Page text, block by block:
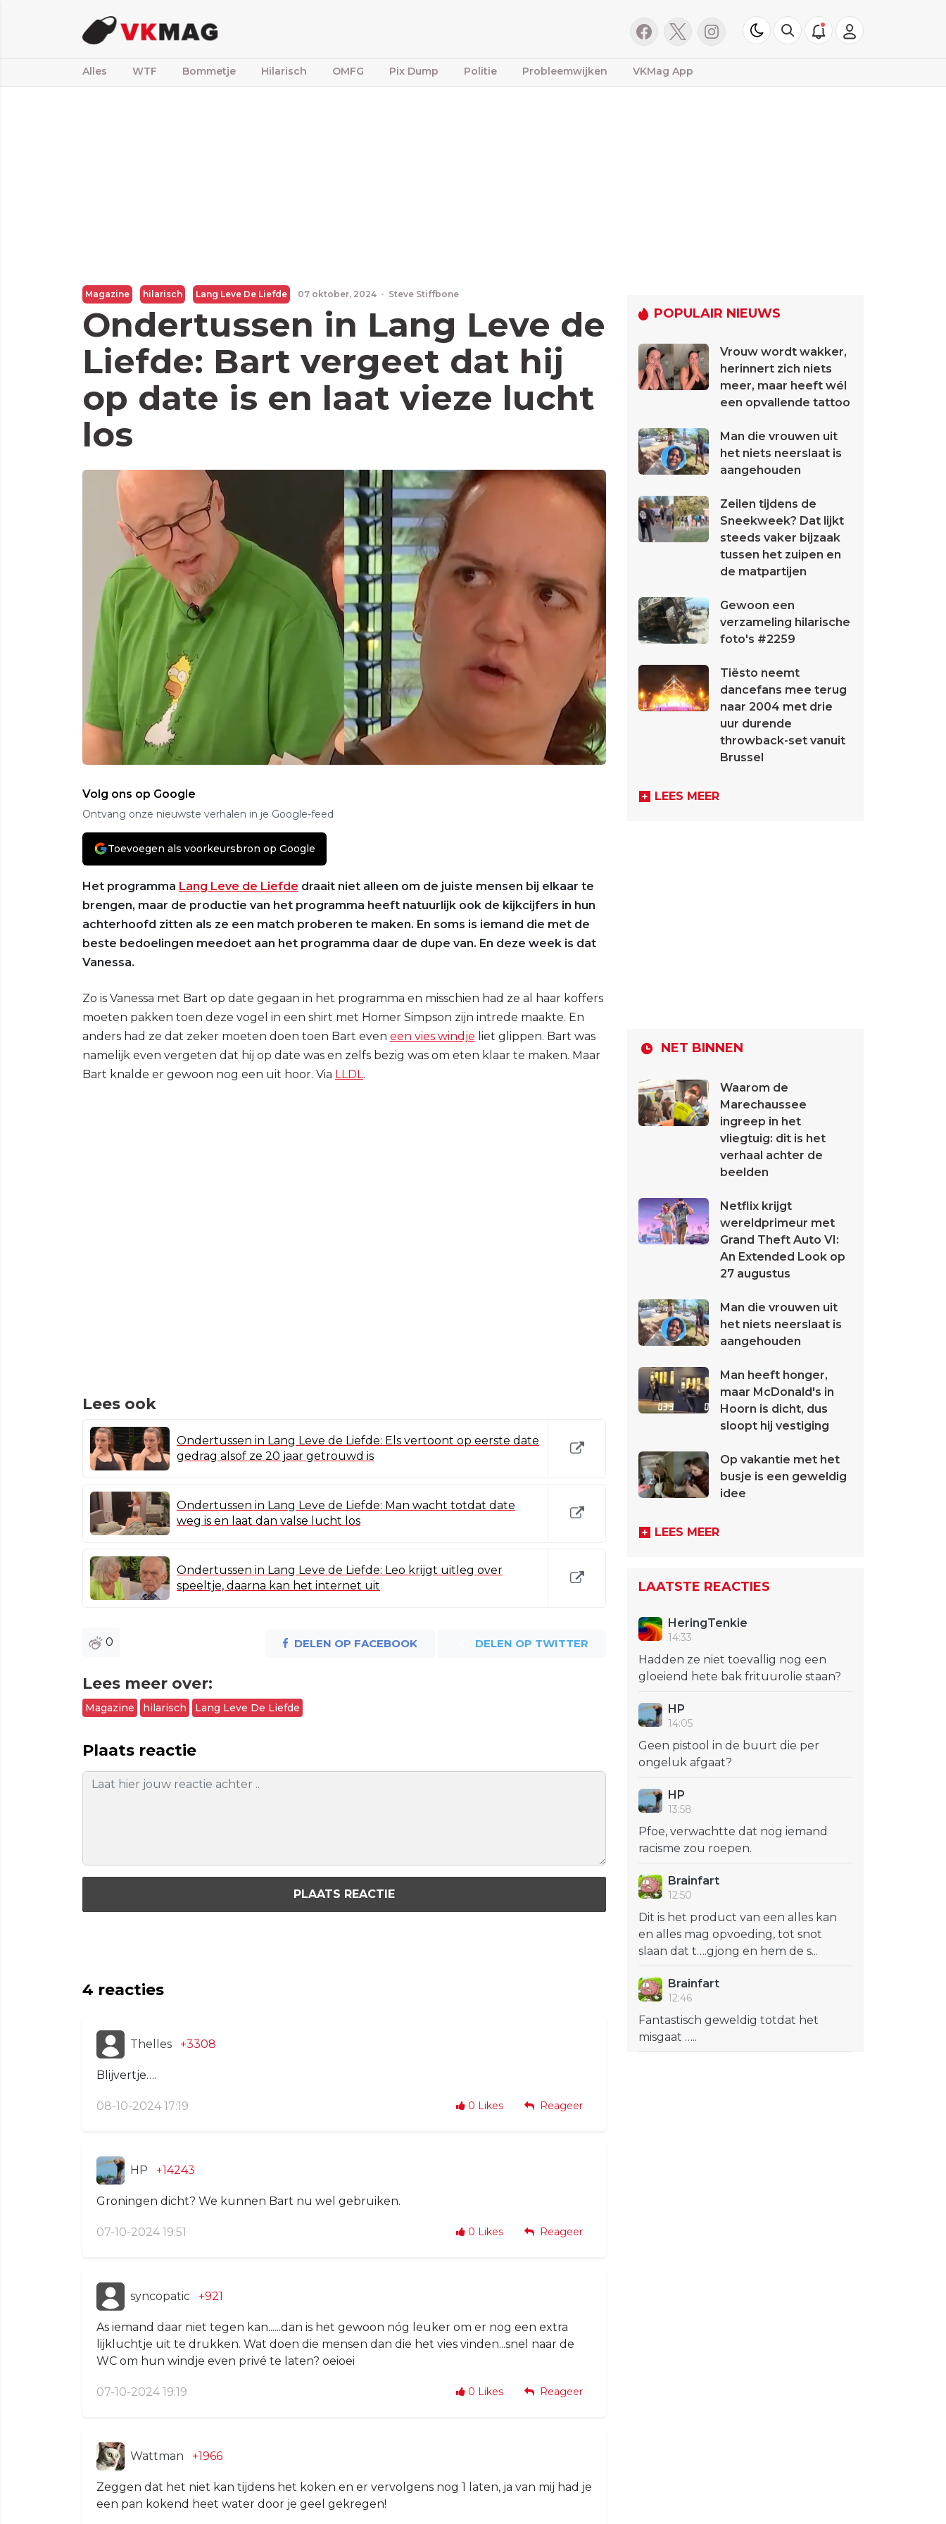
Alles WTF Bommetje Hilarisch OMFG Pix Dump Politie Probleemwijken VKMag App
Magazine hilarisch Lang Leve De Liefde 07 oktober, 2024 · Steve Stiffbone
Ondertussen in Lang Leve de
Liefde: Bart vergeet dat hij
op date is en laat vieze lucht
los
Volg ons op Google
Ontvang onze nieuwste verhalen in je Google-feed
Toevoegen als voorkeursbron op Google
Het programma Lang Leve de Liefde draait niet alleen om de juiste mensen bij elkaar te
brengen, maar de productie van het programma heeft natuurlijk ook de kijkcijfers in hun
achterhoofd zitten als ze een match proberen te maken. En soms is iemand die met de
beste bedoelingen meedoet aan het programma daar de dupe van. En deze week is dat
Vanessa.
Zo is Vanessa met Bart op date gegaan in het programma en misschien had ze al haar koffers
moeten pakken toen deze vogel in een shirt met Homer Simpson zijn intrede maakte. En
anders had ze dat zeker moeten doen toen Bart even een vies windje liet glippen. Bart was
namelijk even vergeten dat hij op date was en zelfs bezig was om eten klaar te maken. Maar
Bart knalde er gewoon nog een uit hoor. Via LLDL .
Lees ook
Ondertussen in Lang Leve de Liefde: Els vertoont op eerste date
gedrag alsof ze 20 jaar getrouwd is
Ondertussen in Lang Leve de Liefde: Man wacht totdat date
weg is en laat dan valse lucht los
Ondertussen in Lang Leve de Liefde: Leo krijgt uitleg over
speeltje, daarna kan het internet uit
0 DELEN OP FACEBOOK DELEN OP TWITTER
Lees meer over:
Magazine hilarisch Lang Leve De Liefde
Plaats reactie
PLAATS REACTIE
4 reacties
Thelles +3308
Blijvertje….
08-10-2024 17:19 0 Likes Reageer
HP +14243
Groningen dicht? We kunnen Bart nu wel gebruiken.
07-10-2024 19:51 0 Likes Reageer
syncopatic +921
As iemand daar niet tegen kan......dan is het gewoon nóg leuker om er nog een extra
lijkluchtje uit te drukken. Wat doen die mensen dan die het vies vinden...snel naar de
WC om hun windje even privé te laten? oeioei
07-10-2024 19:19 0 Likes Reageer
Wattman +1966
Zeggen dat het niet kan tijdens het koken en er vervolgens nog 1 laten, ja van mij had je
een pan kokend heet water door je geel gekregen!
POPULAIR NIEUWS
Vrouw wordt wakker,
herinnert zich niets
meer, maar heeft wél
een opvallende tattoo
Man die vrouwen uit
het niets neerslaat is
aangehouden
Zeilen tijdens de
Sneekweek? Dat lijkt
steeds vaker bijzaak
tussen het zuipen en
de matpartijen
Gewoon een
verzameling hilarische
foto's #2259
Tiësto neemt
dancefans mee terug
naar 2004 met drie
uur durende
throwback-set vanuit
Brussel
LEES MEER
NET BINNEN
Waarom de
Marechaussee
ingreep in het
vliegtuig: dit is het
verhaal achter de
beelden
Netflix krijgt
wereldprimeur met
Grand Theft Auto VI:
An Extended Look op
27 augustus
Man die vrouwen uit
het niets neerslaat is
aangehouden
Man heeft honger,
maar McDonald's in
Hoorn is dicht, dus
sloopt hij vestiging
Op vakantie met het
busje is een geweldig
idee
LEES MEER
LAATSTE REACTIES
HeringTenkie
14:33
Hadden ze niet toevallig nog een
gloeiend hete bak frituurolie staan?
HP
14:05
Geen pistool in de buurt die per
ongeluk afgaat?
HP
13:58
Pfoe, verwachtte dat nog iemand
racisme zou roepen.
Brainfart
12:50
Dit is het product van een alles kan
en alles mag opvoeding, tot snot
slaan dat t….gjong en hem de s...
Brainfart
12:46
Fantastisch geweldig totdat het
misgaat …..